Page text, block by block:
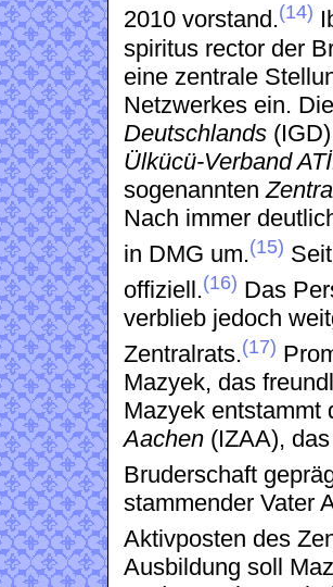
2010 vorstand.(14)
spiritus rector der
eine zentrale
Netzwerkes ein.
Deutschlands
Ülkücü-Verband
sogenannten
Nach immer
in DMG um.(15)
offiziell.(16) Das
verblieb jedoch
Zentralrats.(17)
Mazyek, das
Mazyek
Aachen (IZAA),
Bruderschaft
stammender Vater
Aktivposten des
Ausbildung soll